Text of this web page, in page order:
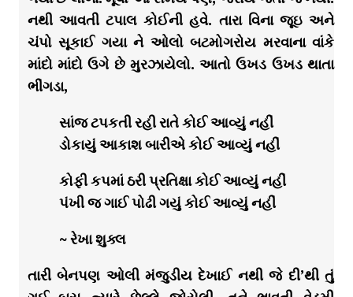
નથી આવતી ટપાલ કોઈની હવે. તારા વિના જૂઇ અને
ચંપો સૂકાઈ ગયા ને ઓલો બટમોગરોય મરવાના વાંકે
માંદો માંદો ઉગે છે મુરઝાયેલો. આતો ઉખડ ઉખડ થાતા
ભીંગડા,
સાંજ ટપકતી રહી રાતે કોઈ આવ્યું નહીં
ડોકાયું આકાશ બારીએ કોઈ આવ્યું નહીં
કોફી કપમાં ઠરી પ્રતિક્ષા કોઈ આવ્યું નહીં
પંખી જ ગાઈ પોઢી ગયું કોઈ આવ્યું નહીં
~ રેખા શુક્લ
તારી બેનપણ ઓલી મંજુડીય દેખાઈ નથી જે દી’થી તું